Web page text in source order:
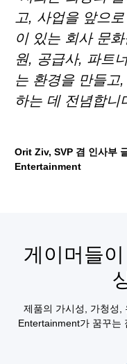
고, 사업을 앞으
이 있는 회사 문
원, 공급사, 파트
는 환경을 만들고
하는 데 전념합니
Orit Ziv, SVP 겸 인사부
Entertainment
게이머들
제품의 가시성, 가청성,
Entertainment가 꿈꾸는